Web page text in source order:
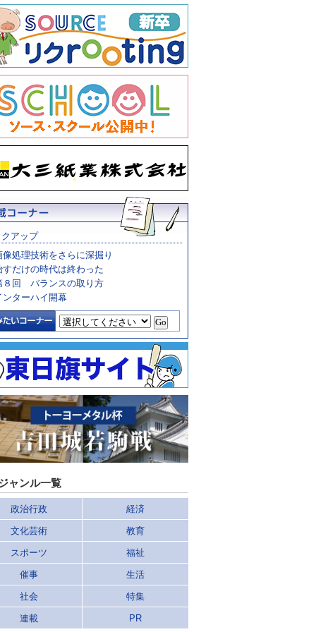
アップ
像処理技術をさらに深掘り
すだけの時代は終わった
８回 バランスの取り方
ンターハイ開幕
ャンル一覧
政治行政 経済
文化芸術 教育
スポーツ 福祉
催事 生活
社会 特集
連載 PR